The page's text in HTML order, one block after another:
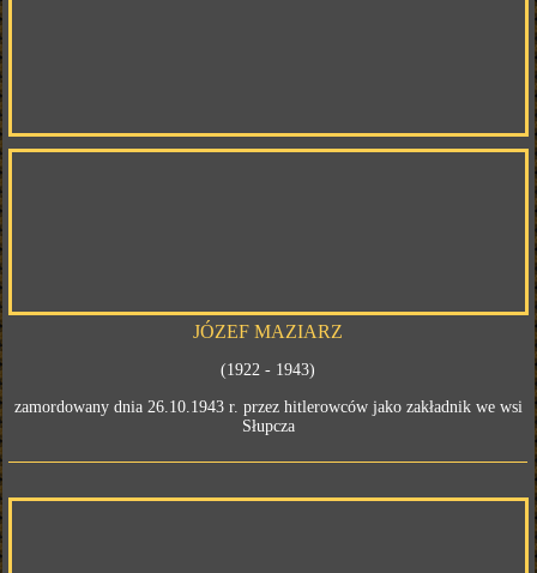
JÓZEF MAZIARZ
(1922 - 1943)
zamordowany dnia 26.10.1943 r. przez hitlerowców jako zakładnik we wsi
Słupcza